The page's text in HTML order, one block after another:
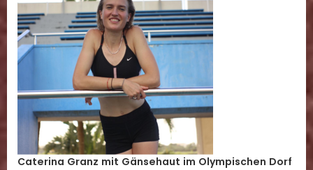
Caterina Granz mit Gänsehaut im Olympischen Dorf